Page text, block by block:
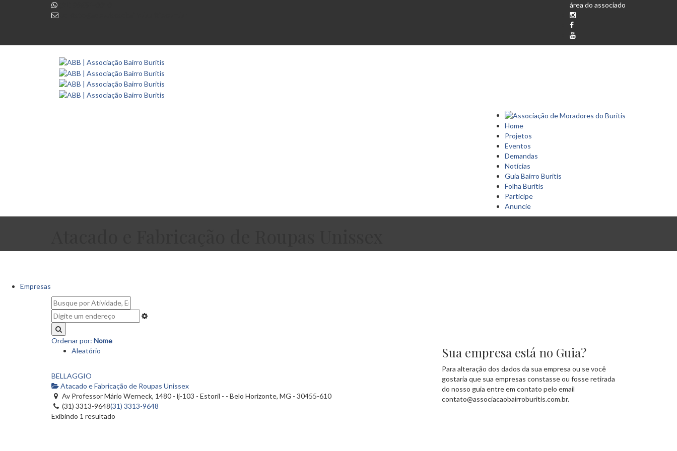
área do associado
Home
Projetos
Eventos
Demandas
Notícias
Guia Bairro Buritis
Folha Buritis
Participe
Anuncie
Empresas
Ordenar por: Nome
Aleatório
BELLAGGIO
Atacado e Fabricação de Roupas Unissex
Av Professor Mário Werneck, 1480 - lj-103 - Estoril - - Belo Horizonte, MG - 30455-610
(31) 3313-9648(31) 3313-9648
Exibindo 1 resultado
Sua empresa está no Guia?
Para alteração dos dados da sua empresa ou se você
gostaria que sua empresas constasse ou fosse retirada
do nosso guia entre em contato pelo email
contato@associacaobairroburitis.com.br.